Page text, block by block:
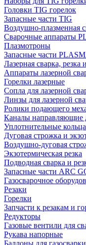
Головки TIG горелок
Запасные части TIG
Воздушно-плазменная
Сварочные аппараты
Плазмотроны
Запасные части
Лазерная сварка, резка
Аппараты лазерной
Горелки лазерные
Сопла для лазерной
Линзы для лазерной
Ролики подающего
Каналы направляющие
Уплотнительные
Дуговая строжка и
Воздушно-дуговая
Экзотермическая резка
Подводная сварка и
Запасные части ARC
Газосварочное
Резаки
Горелки
Запчасти к резакам и
Редукторы
Газовые вентили для
Рукава напорные
Баллоны для газосварки